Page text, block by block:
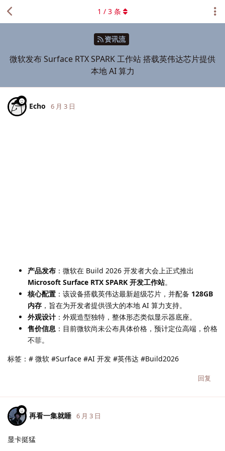
资讯流
微软发布 Surface RTX SPARK 工作站 搭载英伟达芯片提供
本地 AI 算力
1 / 3 条
Echo 6 月 3 日
产品发布 ：微软在 Build 2026 开发者大会上正式推出
Microsoft Surface RTX SPARK 开发工作站。
核心配置 ：该设备搭载英伟达最新超级芯片，并配备 128GB
内存 ，旨在为开发者提供强大的本地 AI 算力支持。
外观设计 ：外观造型独特，整体形态类似显示器底座。
售价信息 ：目前微软尚未公布具体价格，预计定位高端，价格
不菲。
标签：# 微软 #Surface #AI 开发 #英伟达 #Build2026
回复
再看一集就睡 6 月 3 日
显卡挺猛